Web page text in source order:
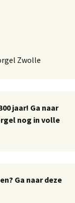
Zwolle
jaar! Ga naar
nog in volle
Ga naar deze